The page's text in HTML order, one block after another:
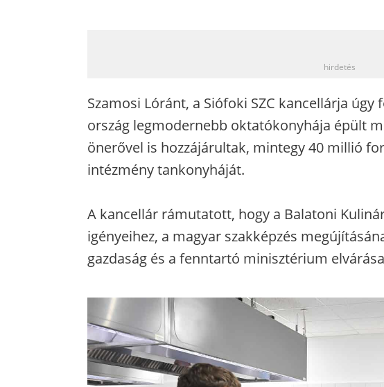
hirdetés
Szamosi Lóránt, a Siófoki SZC kancellárja
ország legmodernebb oktatókonyhája épült
önerővel is hozzájárultak, mintegy 40 millió
intézmény tankonyháját.
A kancellár rámutatott, hogy a Balatoni
igényeihez, a magyar szakképzés
gazdaság és a fenntartó minisztérium